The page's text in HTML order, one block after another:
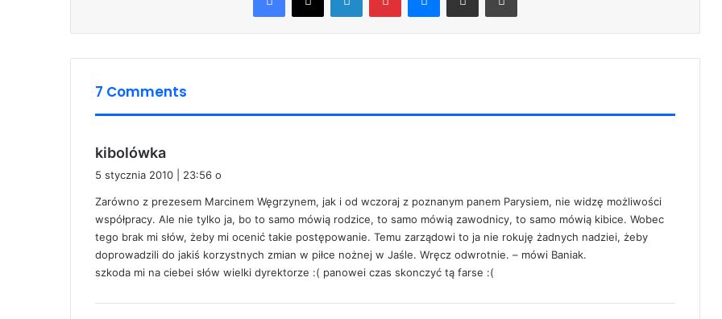
7 Comments
kibolówka
z
e
:
5 stycznia 2010 | 23:56 o
Zarówno z prezesem Marcinem Węgrzynem, jak i od wczoraj z poznanym panem Parysiem, nie widzę możliwości
współpracy. Ale nie tylko ja, bo to samo mówią rodzice, to samo mówią zawodnicy, to samo mówią kibice. Wobec
tego brak mi słów, żeby mi ocenić takie postępowanie. Temu zarządowi to ja nie rokuję żadnych nadziei, żeby
doprowadzili do jakiś korzystnych zmian w piłce nożnej w Jaśle. Wręcz odwrotnie. – mówi Baniak.
szkoda mi na ciebei słów wielki dyrektorze :( panowei czas skonczyć tą farse :(